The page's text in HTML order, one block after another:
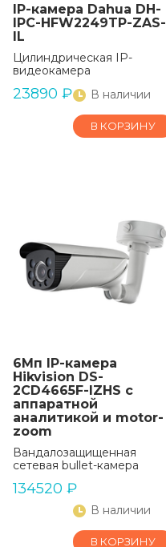
IP-камера Dahua DH-
IPC-HFW2249TP-ZAS-
IL
Цилиндрическая IP-
видеокамера
23890 ₽ В наличии
В КОРЗИНУ
6Мп IP-камера
Hikvision DS-
2CD4665F-IZHS с
аппаратной
аналитикой и motor-
zoom
Вандалозащищенная
сетевая bullet-камера
134520 ₽
В наличии
В КОРЗИНУ